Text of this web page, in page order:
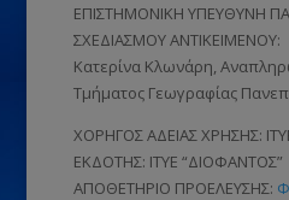
ΕΠΙΣΤΗΜΟΝΙΚΗ ΥΠΕΥΘΥΝΗ
ΣΧΕΔΙΑΣΜΟΥ ΑΝΤΙΚΕΙΜΕΝΟΥ:
Κατερίνα Κλωνάρη,
Τμήματος Γεωγραφίας
ΧΟΡΗΓΟΣ ΑΔΕΙΑΣ ΧΡΗΣΗΣ:
ΕΚΔΟΤΗΣ: ΙΤΥΕ “ΔΙΟΦΑΝΤΟΣ”
ΑΠΟΘΕΤΗΡΙΟ ΠΡΟΕΛΕΥΣΗΣ: